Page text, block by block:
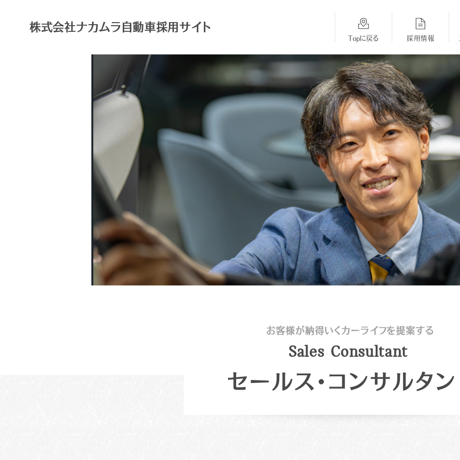
株式会社ナカムラ自動車採用サイト
Topに戻る
総合採用
Topに戻る
BMW
採用Topに戻る
MINI
採用Topに戻る
採用情報
Sales Consultant
セールス・コンサルタン
お客様が納得いくカーライフを提案する